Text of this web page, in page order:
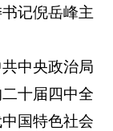
记倪岳峰主
中央政治局
十届四中全
国特色社会